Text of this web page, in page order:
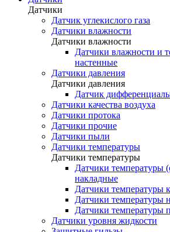
Датчики
Датчик углекислого газа
Датчики влажности
Датчики влажности
Датчики влажности и
настенные
Датчики давления
Датчики давления
Датчик
Датчики качества воздуха
Датчики протока
Датчики прочие
Датчики пыли
Датчики температуры
Датчики температуры
Датчики температуры
накладные
Датчики температуры
Датчики температуры
Датчики температуры
Датчики уровня жидкости